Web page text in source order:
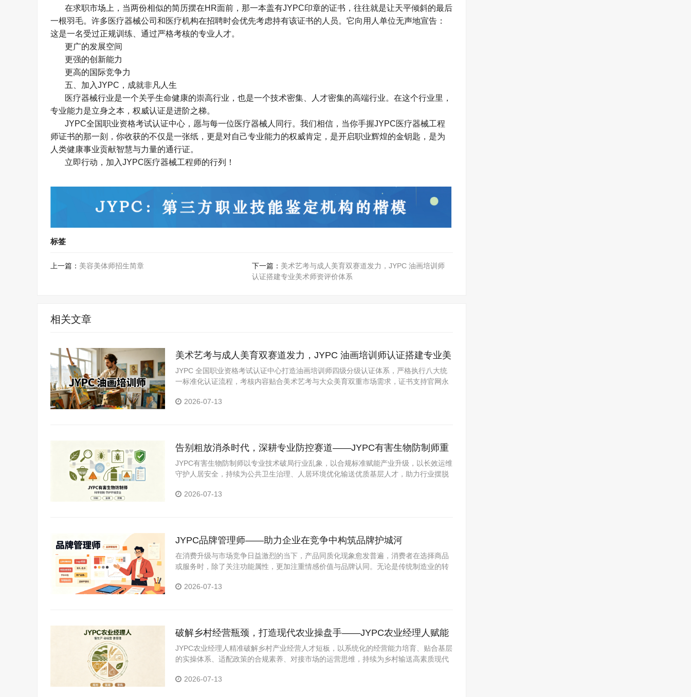
在求职市场上，当两份相似的简历摆在HR面前，那一本盖有JYPC印章的证书，往往就是让天平倾斜的最后
一根羽毛。许多医疗器械公司和医疗机构在招聘时会优先考虑持有该证书的人员。它向用人单位无声地宣告：
这是一名受过正规训练、通过严格考核的专业人才。
更广的发展空间
更强的创新能力
更高的国际竞争力
五、加入JYPC ，成就非凡人生
医疗器械行业是一个关乎生命健康的崇高行业，也是一个技术密集、人才密集的高端行业。在这个行业里，
专业能力是立身之本，权威认证是进阶之梯。
JYPC全国职业资格考试认证中心，愿与每一位医疗器械人同行。我们相信，当你手握JYPC医疗器械工程
师证书的那一刻，你收获的不仅是一张纸，更是对自己专业能力的权威肯定，是开启职业辉煌的金钥匙，是为
人类健康事业贡献智慧与力量的通行证。
立即行动，加入JYPC医疗器械工程师的行列！
标签
上一篇： 美容美体师招生简章 下一篇： 美术艺考与成人美育双赛道发力，JYPC 油画培训师
认证搭建专业美术师资评价体系
相关文章
美术艺考与成人美育双赛道发力，JYPC 油画培训师认证搭建专业美
术师资评价体系
JYPC 全国职业资格考试认证中心打造油画培训师四级分级认证体系，严格执行八大统
一标准化认证流程，考核内容贴合美术艺考与大众美育双重市场需求，证书支持官网永
2026-07-13
告别粗放消杀时代，深耕专业防控赛道——JYPC有害生物防制师重
塑行业职业新价值
JYPC有害生物防制师以专业技术破局行业乱象，以合规标准赋能产业升级，以长效运维
守护人居安全，持续为公共卫生治理、人居环境优化输送优质基层人才，助力行业摆脱
2026-07-13
JYPC品牌管理师——助力企业在竞争中构筑品牌护城河
在消费升级与市场竞争日益激烈的当下，产品同质化现象愈发普遍，消费者在选择商品
或服务时，除了关注功能属性，更加注重情感价值与品牌认同。无论是传统制造业的转
2026-07-13
破解乡村经营瓶颈，打造现代农业操盘手——JYPC农业经理人赋能
乡村产业长效振兴
JYPC农业经理人精准破解乡村产业经营人才短板，以系统化的经营能力培育、贴合基层
的实操体系、适配政策的合规素养、对接市场的运营思维，持续为乡村输送高素质现代
筑牢振兴根基，助力乡村产业实现高质量、可持续发展
2026-07-13